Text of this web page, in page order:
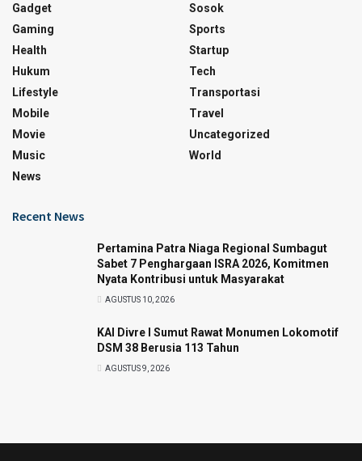
Gadget
Gaming
Health
Hukum
Lifestyle
Mobile
Movie
Music
News
Sosok
Sports
Startup
Tech
Transportasi
Travel
Uncategorized
World
Recent News
Pertamina Patra Niaga Regional Sumbagut
Sabet 7 Penghargaan ISRA 2026, Komitmen
Nyata Kontribusi untuk Masyarakat
AGUSTUS 10, 2026
KAI Divre I Sumut Rawat Monumen Lokomotif
DSM 38 Berusia 113 Tahun
AGUSTUS 9, 2026